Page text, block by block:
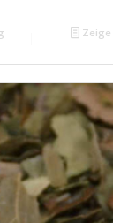
Zeige